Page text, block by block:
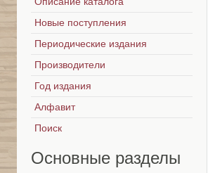
Новые поступления
Периодические издания
Производители
Год издания
Алфавит
Поиск
Основные разделы